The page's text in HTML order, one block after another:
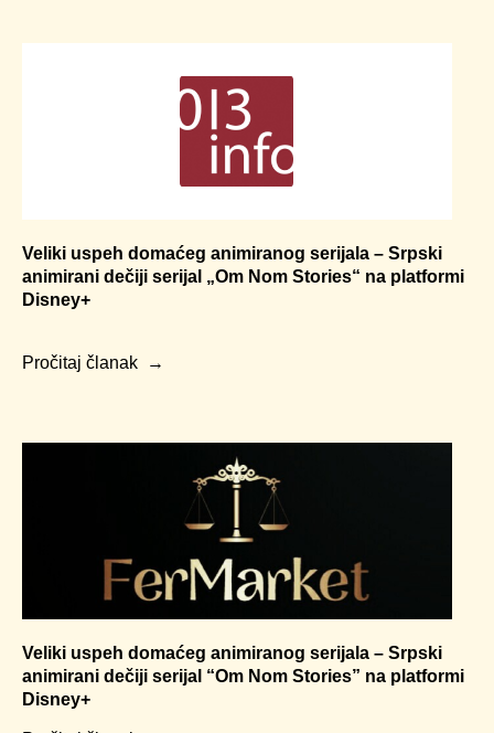
Veliki uspeh domaćeg animiranog serijala – Srpski
animirani dečiji serijal „Om Nom Stories“ na platformi
Disney+
Pročitaj članak
Veliki uspeh domaćeg animiranog serijala – Srpski
animirani dečiji serijal “Om Nom Stories” na platformi
Disney+